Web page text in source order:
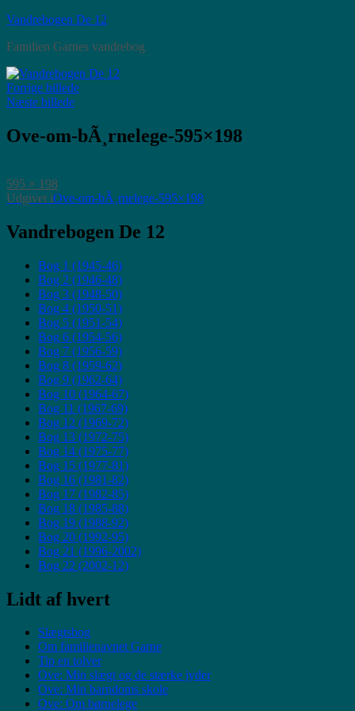
Videre
indhold
Vandrebogen De 12
Familien Garnes vandrebog
Forrige billede
Næste billede
Ove-om-bÃ¸rnelege-595×198
Faktisk
størrelse
595 × 198
Indlægsnavigation
Udgivet iOve-om-bÃ¸rnelege-595×198
Vandrebogen De 12
Bog 1 (1945-46)
Bog 2 (1946-48)
Bog 3 (1948-50)
Bog 4 (1950-51)
Bog 5 (1951-54)
Bog 6 (1954-56)
Bog 7 (1956-59)
Bog 8 (1959-62)
Bog 9 (1962-64)
Bog 10 (1964-67)
Bog 11 (1967-69)
Bog 12 (1969-72)
Bog 13 (1972-75)
Bog 14 (1975-77)
Bog 15 (1977-81)
Bog 16 (1981-82)
Bog 17 (1982-85)
Bog 18 (1985-88)
Bog 19 (1988-92)
Bog 20 (1992-95)
Bog 21 (1996-2002)
Bog 22 (2002-12)
Lidt af hvert
Slægtsbog
Om familienavnet Garne
Tip en tolver
Ove: Min slægt og de stærke jyder
Ove: Min barndoms skole
Ove: Om børnelege